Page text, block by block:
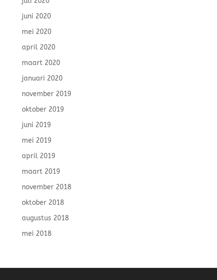
juni 2020
mei 2020
april 2020
maart 2020
januari 2020
november 2019
oktober 2019
juni 2019
mei 2019
april 2019
maart 2019
november 2018
oktober 2018
augustus 2018
mei 2018